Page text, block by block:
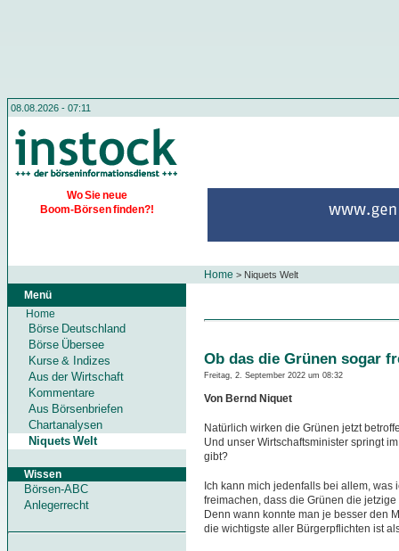
08.08.2026 - 07:11
Wo Sie neue
Boom-Börsen finden?!
Home > Niquets Welt
Menü
Home
Börse Deutschland
Börse Übersee
Kurse & Indizes
Aus der Wirtschaft
Kommentare
Aus Börsenbriefen
Chartanalysen
Niquets Welt
Wissen
Börsen-ABC
Anlegerrecht
Ob das die Grünen sogar
Freitag, 2. September 2022 um 08:32
Von Bernd Niquet
Natürlich wirken die Grünen jetzt
Und unser Wirtschaftsminister springt
gibt?
Ich kann mich jedenfalls bei allem,
freimachen, dass die Grünen die
Denn wann konnte man je besser den
die wichtigste aller Bürgerpflichten ist